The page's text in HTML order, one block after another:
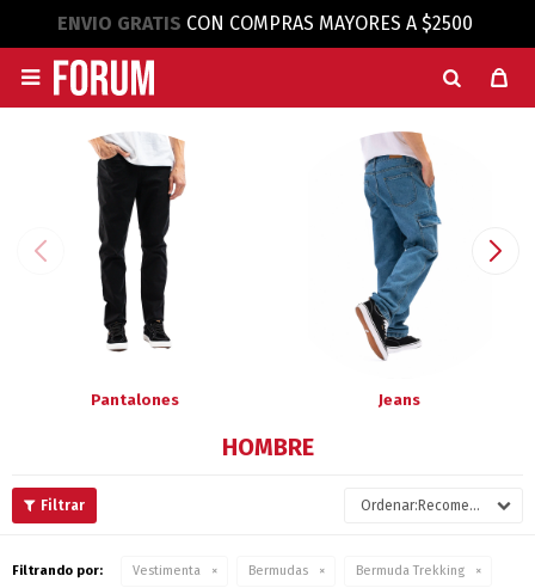
ENVIO GRATIS CON COMPRAS MAYORES A $2500

Pantalones Jeans
HOMBRE
Recomendados
Filtrando por: Vestimenta Bermudas Bermuda Trekking